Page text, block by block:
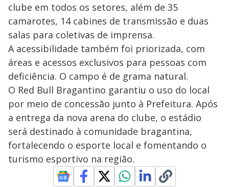
clube em todos os setores, além de 35
camarotes, 14 cabines de transmissão e duas
salas para coletivas de imprensa.
A acessibilidade também foi priorizada, com
áreas e acessos exclusivos para pessoas com
deficiência. O campo é de grama natural.
O Red Bull Bragantino garantiu o uso do local
por meio de concessão junto à Prefeitura. Após
a entrega da nova arena do clube, o estádio
será destinado à comunidade bragantina,
fortalecendo o esporte local e fomentando o
turismo esportivo na região.